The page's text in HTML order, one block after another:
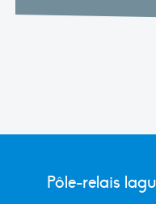
Pôle-relais